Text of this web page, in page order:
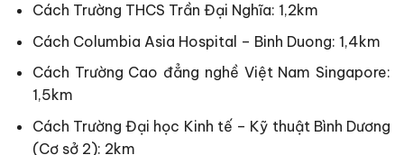
Cách Trường THCS Trần Đại Nghĩa: 1,2km
Cách Columbia Asia Hospital – Binh Duong: 1,4km
Cách Trường Cao đẳng nghề Việt Nam Singapore:
1,5km
Cách Trường Đại học Kinh tế – Kỹ thuật Bình Dương
(Cơ sở 2): 2km